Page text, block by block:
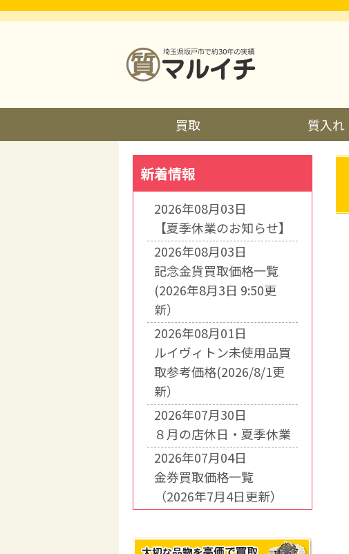
買取 質入れ
新着情報
2026年08月03日
【夏季休業のお知らせ】
2026年08月03日
記念金貨買取価格一覧
(2026年8月3日 9:50更
新）
2026年08月01日
ルイヴィトン未使用品買
取参考価格(2026/8/1更
新）
2026年07月30日
８月の店休日・夏季休業
2026年07月04日
金券買取価格一覧
（2026年7月4日更新）